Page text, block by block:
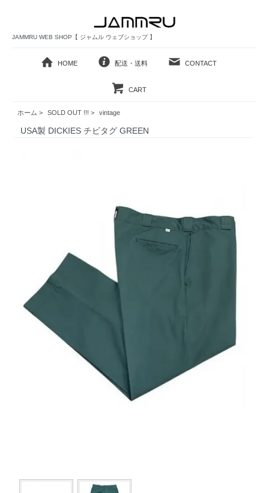
JAMMRU WEB SHOP【 ジャムル ウェブショップ 】
HOME 配送・送料 CONTACT
CART
ホーム > SOLD OUT !!! > vintage
USA製 DICKIES チビタグ GREEN